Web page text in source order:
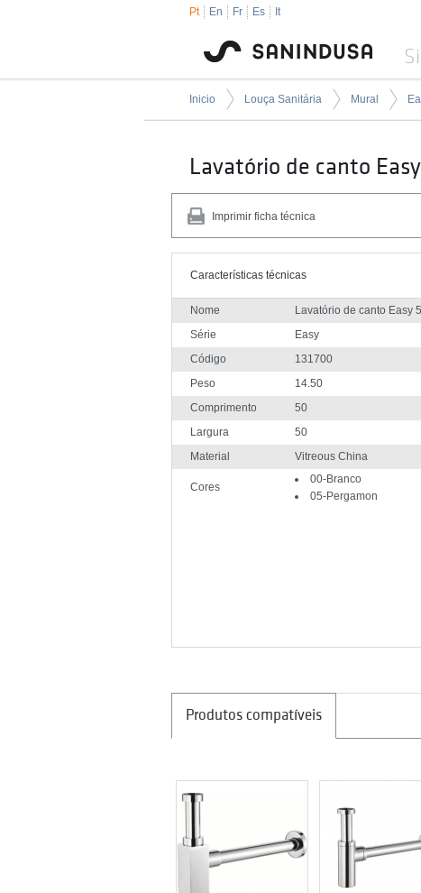
Pt En Fr Es It
Inicio Louça Sanitária Mural
Lavatório de canto
Imprimir ficha técnica
Características técnicas
Nome
Lavatório de canto Easy
Série
Easy
Código
131700
Peso
14.50
Comprimento
50
Largura
50
Material
Vitreous China
Cores
00-Branco
05-Pergamon
Produtos compatíveis